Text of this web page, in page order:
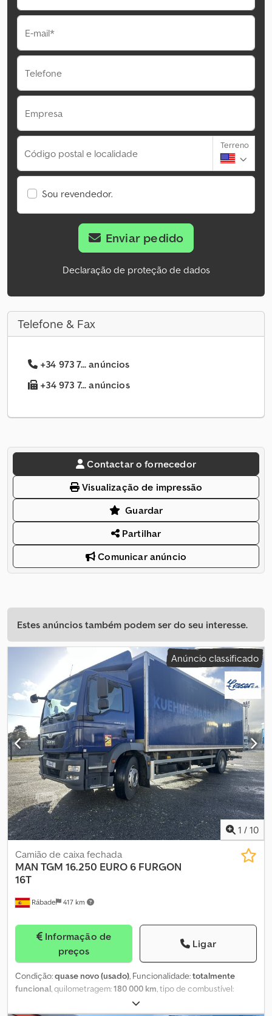
E-mail*
Telefone
Empresa
Código postal e localidade
Terreno
Sou revendedor.
Enviar pedido
Declaração de proteção de dados
Telefone & Fax
+34 973 7... anúncios
+34 973 7... anúncios
Contactar o fornecedor
Visualização de impressão
Guardar
Partilhar
Comunicar anúncio
Estes anúncios também podem ser do seu interesse.
Anúncio classificado
1 / 10
Rábade 417 km
Camião de caixa fechada
MAN TGM 16.250 EURO 6 FURGON
16T
Informação de
preços
Ligar
Condição:quase novo (usado), Funcionalidade:totalmente
funcional, quilometragem:180 000 km, tipo de combustível:
, peso total: